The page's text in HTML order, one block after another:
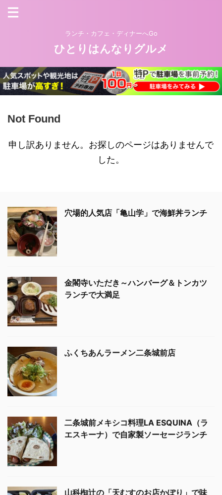
ランチ・カフェ・ディナーへGo
ひとりはんなりグルメ
Not Found
申し訳ありません。お探しのページはありませんで
した。
穴場的人気店「亀山学」で海鮮丼ランチ
金閣寺いただき～ハンバーグ＆トンカツ
ランチで大満足
ふくちあんラーメン二条城前店
二条城前メキシコ料理LA ESQUINA（ラ
エスキーナ）で自家製ソーセージランチ
山科椥辻の「天むすのお店かぽり」で味